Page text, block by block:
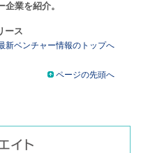
業を紹介。
ース
新ベンチャー情報のトップへ
ページの先頭へ